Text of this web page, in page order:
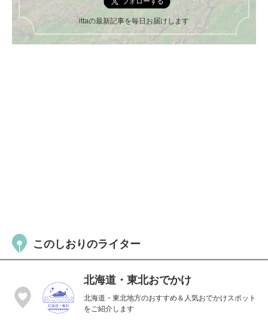
ittaの最新記事を毎日お届けします
このしおりのライター
北海道・東北おでかけ
北海道・東北地方のおすすめ＆人気おでかけスポット
をご紹介します